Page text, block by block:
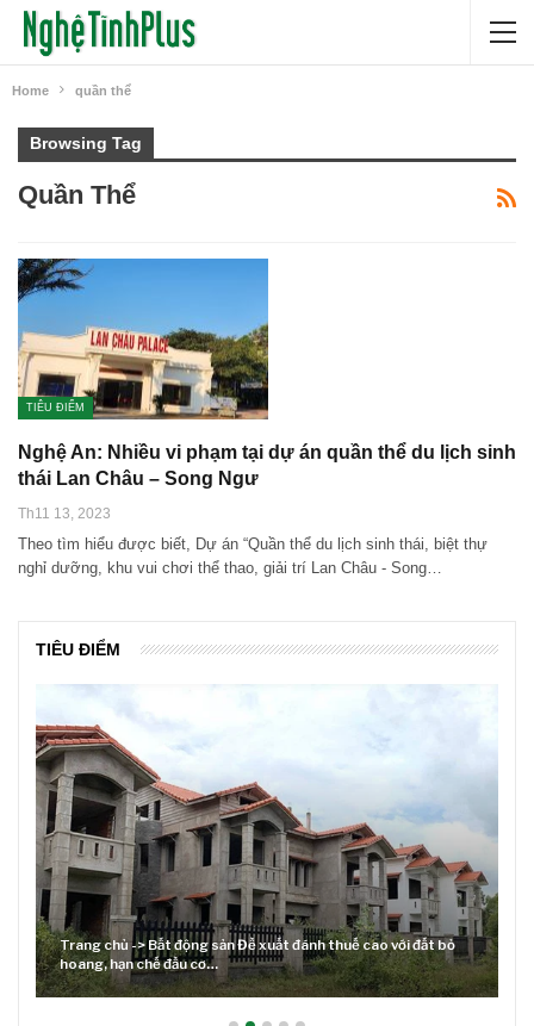
Home quần thể
Browsing Tag
Quần Thể
TIÊU ĐIỂM
Nghệ An: Nhiều vi phạm tại dự án quần thể du lịch sinh
thái Lan Châu – Song Ngư
Th11 13, 2023
Theo tìm hiểu được biết, Dự án “Quần thể du lịch sinh thái, biệt thự
nghỉ dưỡng, khu vui chơi thể thao, giải trí Lan Châu - Song…
TIÊU ĐIỂM
Trang chủ -> Bất động sản Đề xuất đánh thuế cao với đất bỏ
hoang, hạn chế đầu cơ…